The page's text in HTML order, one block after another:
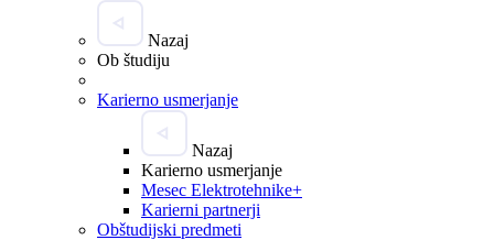
Nazaj
Ob študiju
Karierno usmerjanje
Nazaj
Karierno usmerjanje
Mesec Elektrotehnike+
Karierni partnerji
Obštudijski predmeti